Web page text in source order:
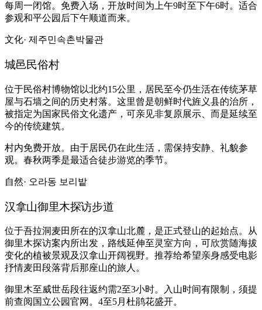
每周一闭馆。免费入场，开放时间为上午9时至下午6时。适合
参观和平公园后下午顺道而来。
文化· 제주민속촌박물관
城邑民俗村
位于民俗村博物馆以北约15公里，居民至今仍生活在传统茅草
屋与石墙之间的历史村落。这里曾是朝鲜时代旌义县的治所，
被指定为国家民俗文化遗产，可亲见非复原展示、而是延续至
今的传统建筑。
村内免费开放。由于居民仍在此生活，需保持安静、礼貌参
观。春秋两季是最适合徒步游览的季节。
自然· 오라동 보리밭
汉拿山御里木探访步道
位于吾拉洞麦田所在的汉拿山北麓，是正式登山的起始点。从
御里木探访案内所出发，路线延伸至灵室方向，可欣赏随海拔
变化的植被景观及汉拿山开阔视野。推荐给希望亲身感受电影
抒情麦田段落背后那座山的旅人。
御里木至威世岳段往返约需2至3小时。入山时间有限制，须提
前查阅国立公园官网。4至5月杜鹃花盛开。